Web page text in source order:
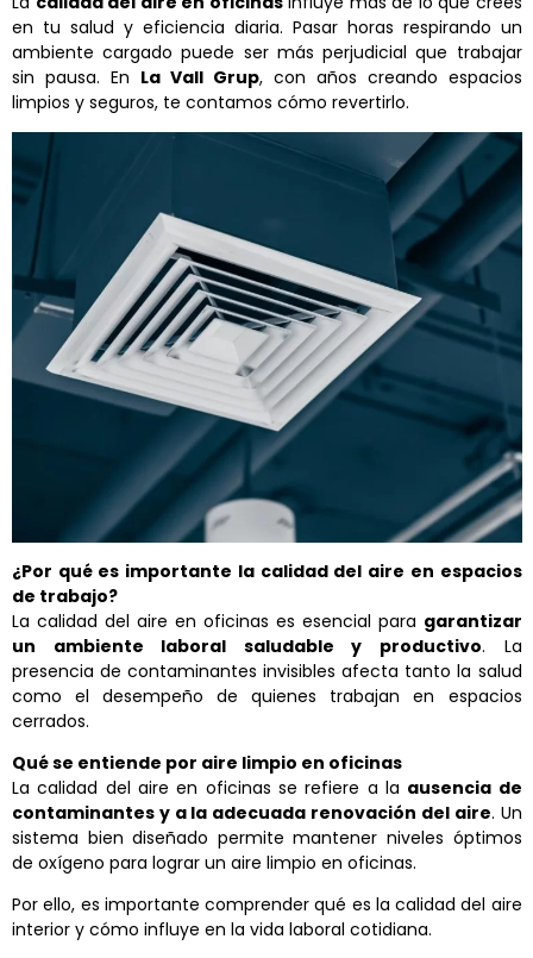
en tu salud y eficiencia diaria. Pasar horas respirando un
ambiente cargado puede ser más perjudicial que trabajar
sin pausa. En La Vall Grup, con años creando espacios
limpios y seguros, te contamos cómo revertirlo.
¿Por qué es importante la calidad del aire en espacios
de trabajo?
La calidad del aire en oficinas es esencial para garantizar
un ambiente laboral saludable y productivo. La
presencia de contaminantes invisibles afecta tanto la salud
como el desempeño de quienes trabajan en espacios
cerrados.
Qué se entiende por aire limpio en oficinas
La calidad del aire en oficinas se refiere a la ausencia de
contaminantes y a la adecuada renovación del aire. Un
sistema bien diseñado permite mantener niveles óptimos
de oxígeno para lograr un aire limpio en oficinas.
Por ello, es importante comprender qué es la calidad del aire
interior y cómo influye en la vida laboral cotidiana.